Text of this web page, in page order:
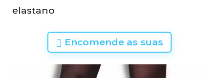
elastano
Encomende as suas